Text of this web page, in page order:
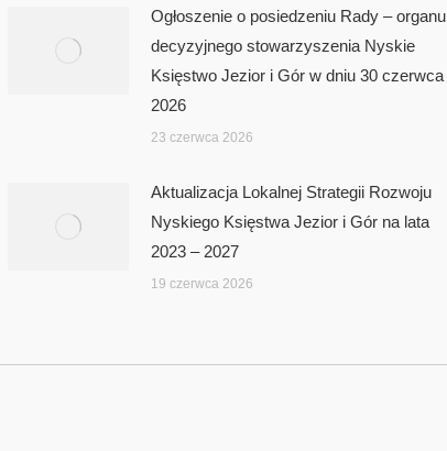
Ogłoszenie o posiedzeniu Rady – organu
decyzyjnego stowarzyszenia Nyskie
Księstwo Jezior i Gór w dniu 30 czerwca
2026
23 czerwca 2026
Aktualizacja Lokalnej Strategii Rozwoju
Nyskiego Księstwa Jezior i Gór na lata
2023 – 2027
19 czerwca 2026